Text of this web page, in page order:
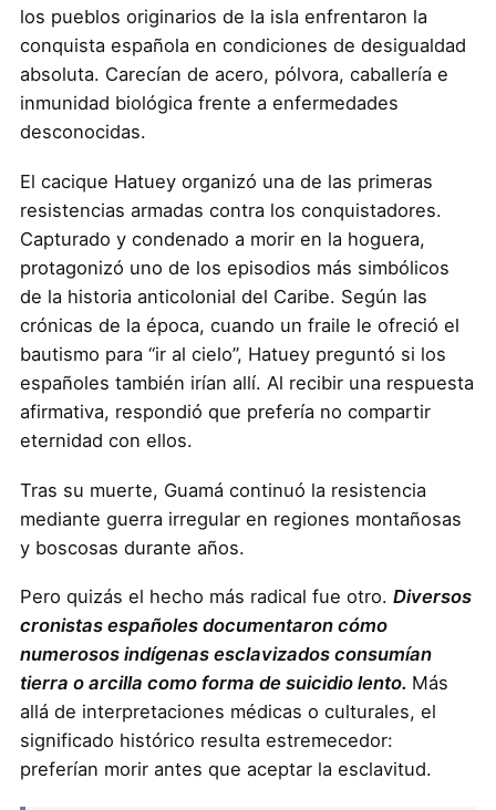
los pueblos originarios de la isla enfrentaron la
conquista española en condiciones de desigualdad
absoluta. Carecían de acero, pólvora, caballería e
inmunidad biológica frente a enfermedades
desconocidas.
El cacique Hatuey organizó una de las primeras
resistencias armadas contra los conquistadores.
Capturado y condenado a morir en la hoguera,
protagonizó uno de los episodios más simbólicos
de la historia anticolonial del Caribe. Según las
crónicas de la época, cuando un fraile le ofreció el
bautismo para “ir al cielo”, Hatuey preguntó si los
españoles también irían allí. Al recibir una respuesta
afirmativa, respondió que prefería no compartir
eternidad con ellos.
Tras su muerte, Guamá continuó la resistencia
mediante guerra irregular en regiones montañosas
y boscosas durante años.
Pero quizás el hecho más radical fue otro. Diversos
cronistas españoles documentaron cómo
numerosos indígenas esclavizados consumían
tierra o arcilla como forma de suicidio lento. Más
allá de interpretaciones médicas o culturales, el
significado histórico resulta estremecedor:
preferían morir antes que aceptar la esclavitud.